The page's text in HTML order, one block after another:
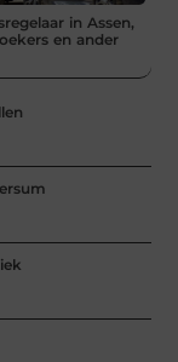
in Assen,
en ander